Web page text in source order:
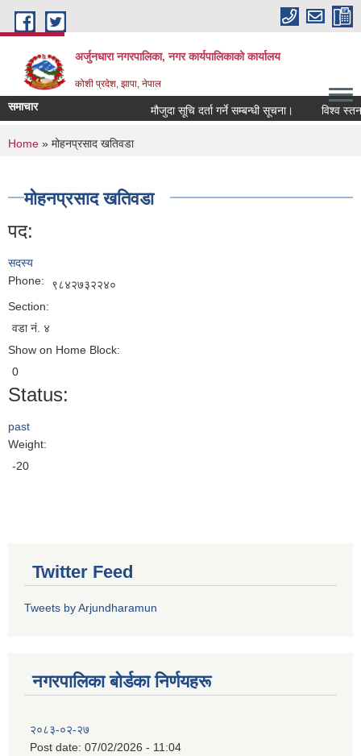
Skip to main content
अर्जुनधारा नगरपालिका, नगर कार्यपालिकाको कार्यालय
कोशी प्रदेश, झापा, नेपाल
समाचार मौजुदा सूचि दर्ता गर्ने सम्बन्धी सूचना। विश्व
You are here
Home » मोहनप्रसाद खतिवडा
मोहनप्रसाद खतिवडा
पद:
सदस्य
Phone:
९८४२७३२२४०
Section:
वडा नं. ४
Show on Home Block:
0
Status:
past
Weight:
-20
Twitter Feed
Tweets by Arjundharamun
नगरपालिका बाेर्डका निर्णयहरू
२०८३-०२-२७
Post date: 07/02/2026 - 11:04